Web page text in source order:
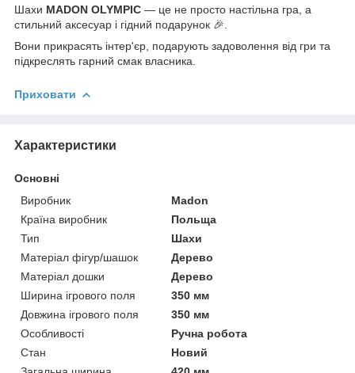
Шахи MADON OLYMPIC — це не просто настільна гра, а
стильний аксесуар і гідний подарунок 🎉.
Вони прикрасять інтер'єр, подарують задоволення від гри та
підкреслять гарний смак власника.
Приховати
Характеристики
Основні
Виробник
Madon
Країна виробник
Польща
Тип
Шахи
Матеріал фігур/шашок
Дерево
Матеріал дошки
Дерево
Ширина ігрового поля
350 мм
Довжина ігрового поля
350 мм
Особливості
Ручна робота
Стан
Новий